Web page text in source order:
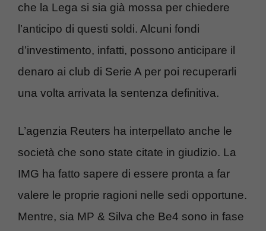
che la Lega si sia già mossa per chiedere
l’anticipo di questi soldi. Alcuni fondi
d’investimento, infatti, possono anticipare il
denaro ai club di Serie A per poi recuperarli
una volta arrivata la sentenza definitiva.
L’agenzia Reuters ha interpellato anche le
società che sono state citate in giudizio. La
IMG ha fatto sapere di essere pronta a far
valere le proprie ragioni nelle sedi opportune.
Mentre, sia MP & Silva che Be4 sono in fase